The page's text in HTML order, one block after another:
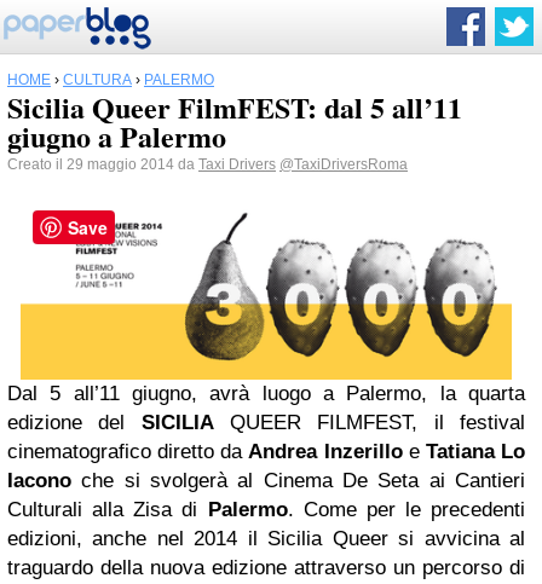
HOME › CULTURA › PALERMO
Sicilia Queer FilmFEST: dal 5 all’11
giugno a Palermo
Creato il 29 maggio 2014 da Taxi Drivers @TaxiDriversRoma
Dal 5 all’11 giugno, avrà luogo a Palermo, la quarta
edizione del SICILIAQUEER FILMFEST, il festival
cinematografico diretto daAndrea Inzerilloe Tatiana Lo
Iaconoche si svolgerà al Cinema De Seta ai Cantieri
Culturali alla Zisa di
Palermo. Come per le precedenti
edizioni, anche nel 2014 il Sicilia Queer si avvicina al
traguardo della nuova edizione attraverso un percorso di
Save